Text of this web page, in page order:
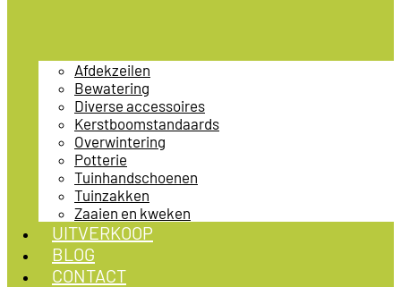
Afdekzeilen
Bewatering
Diverse accessoires
Kerstboomstandaards
Overwintering
Potterie
Tuinhandschoenen
Tuinzakken
Zaaien en kweken
UITVERKOOP
BLOG
CONTACT